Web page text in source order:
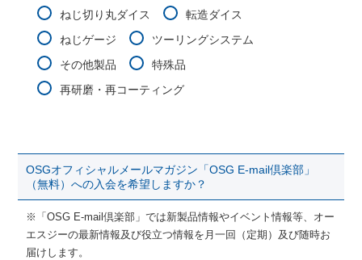
ねじ切り丸ダイス
転造ダイス
ねじゲージ
ツーリングシステム
その他製品
特殊品
再研磨・再コーティング
OSGオフィシャルメールマガジン「OSG E-mail倶楽部」
（無料）への入会を希望しますか？
※「OSG E-mail倶楽部」では新製品情報やイベント情報等、オー
エスジーの最新情報及び役立つ情報を月一回（定期）及び随時お
届けします。